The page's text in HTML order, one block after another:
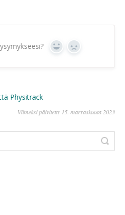
Kyllä Ei
Physitrack
Viimeksi päivitetty 15. marraskuuta 2023